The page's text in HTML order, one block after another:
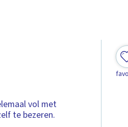
vol met
te bezeren.